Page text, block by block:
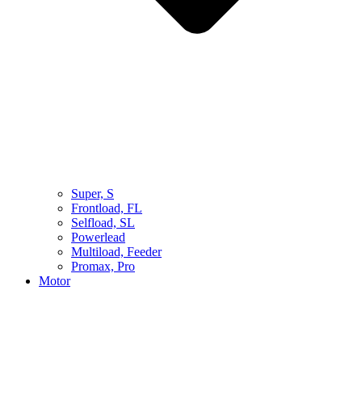
Super, S
Frontload, FL
Selfload, SL
Powerlead
Multiload, Feeder
Promax, Pro
Motor